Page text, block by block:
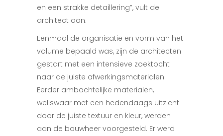
en een strakke detaillering”, vult de
architect aan.
Eenmaal de organisatie en vorm van het
volume bepaald was, zijn de architecten
gestart met een intensieve zoektocht
naar de juiste afwerkingsmaterialen.
Eerder ambachtelijke materialen,
weliswaar met een hedendaags uitzicht
door de juiste textuur en kleur, werden
aan de bouwheer voorgesteld. Er werd